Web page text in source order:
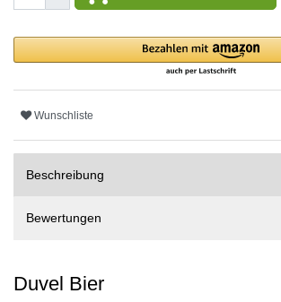
Wunschliste
Beschreibung
Bewertungen
Duvel Bier